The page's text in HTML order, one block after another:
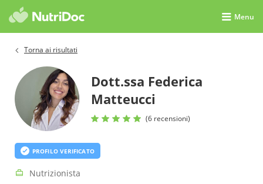
Menu
Torna ai risultati
Dott.ssa Federica
Matteucci
(6 recensioni)
PROFILO VERIFICATO
Nutrizionista